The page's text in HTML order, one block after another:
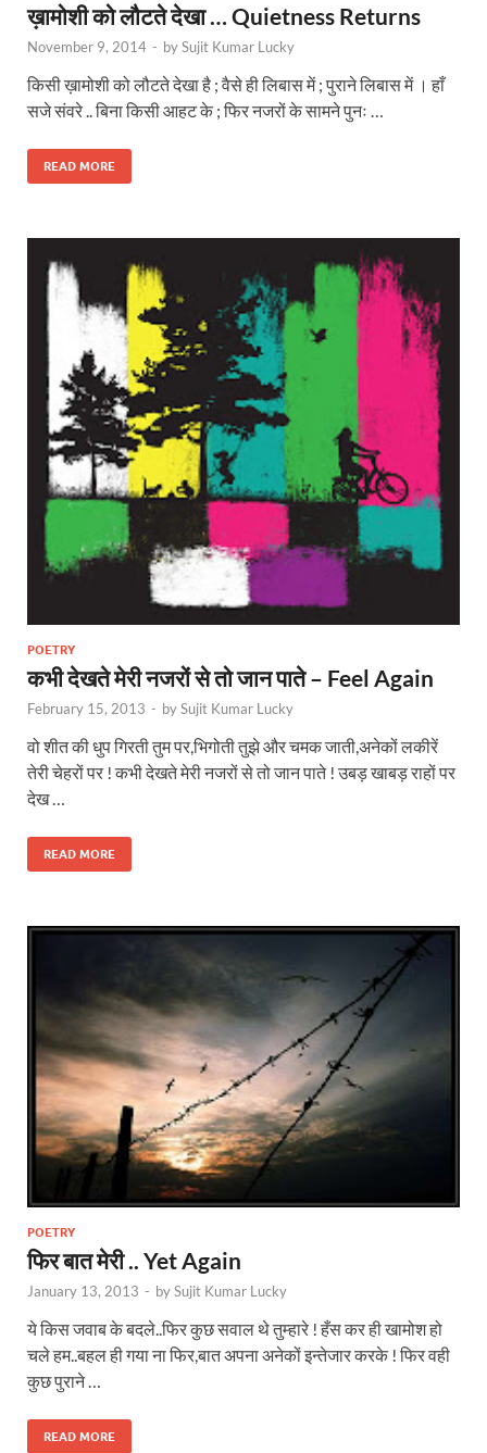
ख़ामोशी को लौटते देखा … Quietness Returns
November 9, 2014 - bySujit Kumar Lucky
किसी ख़ामोशी को लौटते देखा है ; वैसे ही लिबास में ; पुराने लिबास में । हाँ
सजे संवरे .. बिना किसी आहट के ; फिर नजरों के सामने पुनः …
READ MORE
POETRY
कभी देखते मेरी नजरों से तो जान पाते – Feel Again
February 15, 2013 - bySujit Kumar Lucky
वो शीत की धुप गिरती तुम पर,भिगोती तुझे और चमक जाती,अनेकों लकीरें
तेरी चेहरों पर ! कभी देखते मेरी नजरों से तो जान पाते ! उबड़ खाबड़ राहों पर
देख …
READ MORE
POETRY
फिर बात मेरी .. Yet Again
January 13, 2013 - bySujit Kumar Lucky
ये किस जवाब के बदले..फिर कुछ सवाल थे तुम्हारे ! हँस कर ही खामोश हो
चले हम..बहल ही गया ना फिर,बात अपना अनेकों इन्तेजार करके ! फिर वही
कुछ पुराने …
READ MORE